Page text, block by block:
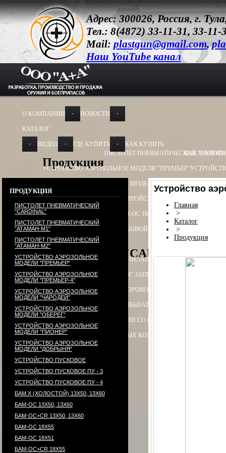
Адрес: 300026, Россия, г.
Тел.: 8(4872) 33-11-31, 33-11-
Mail: plastgun@gmail.com,
Наш YouTube канал
О КОМПАНИИ НОВОСТИ
КАТАЛОГ
Продукция
ПИСТОЛЕТ ПНЕВМАТИЧЕСКИЙ
УСТРОЙСТВО АЭРОЗОЛЬНОЕ МОДЕЛИ "ПРЕМЬЕР"
УСТРОЙСТВО АЭРОЗОЛЬНОЕ МОДЕЛИ "ОБЕРЕГ"
УСТРОЙСТВО ПУСКОВОЕУСТРОЙСТВО ПУСКОВОЕ ПУ - 3
БАМ-ОС+CR 13Х50, 13Х60 БАМ-ОС 18Х55 БАМ-ОС 18Х51
ПАТРОН СИГНАЛЬНЫЙ РЕЗЬБОВОЙ ("СИГНАЛ ОХОТНИКА")
PCP-пистолет "CARDINAL",
ЭЛЕКТРОПРИКЛАД ПРИКЛАД НЕЗАПРАВЛЯЕМЫЙ В СБОРЕ
ПРИКЛАД - КОЛБА ("ГОРЯЧАЯ" ЗАПРАВКА) В СБОРЕ
ПРИКЛАД - КОЛБА С РЕДУКТОРОМ ПОПЕРЕЧНЫМ В СБОРЕ
РЕДУКТОР ПОПЕРЕЧНЫЙ КОЛБЫЗАТЫЛЬНИК КОЛБЫ ⌀60-61 В
МАГАЗИН СО СТАЛЬНЫМИ
КОМПЛЕКТ УПЛОТНИТЕЛЬНЫХ КОЛЕЦ
ВИДЕО ГДЕ КУПИТЬ
КАК КУПИТЬ
КАК
ПРОДУКЦИЯ
ПИСТОЛЕТ ПНЕВМАТИЧЕСКИЙ
"CARDINAL"
ПИСТОЛЕТ ПНЕВМАТИЧЕСКИЙ
"АТАМАН-М1"
ПИСТОЛЕТ ПНЕВМАТИЧЕСКИЙ
"АТАМАН-М2"
УСТРОЙСТВО АЭРОЗОЛЬНОЕ
МОДЕЛИ "ПРЕМЬЕР"
УСТРОЙСТВО АЭРОЗОЛЬНОЕ
МОДЕЛИ "ПРЕМЬЕР-4"
УСТРОЙСТВО АЭРОЗОЛЬНОЕ
МОДЕЛИ "ЧАРОДЕЙ"
УСТРОЙСТВО АЭРОЗОЛЬНОЕ
МОДЕЛИ "ОБЕРЕГ"
УСТРОЙСТВО АЭРОЗОЛЬНОЕ
МОДЕЛИ "ПИОНЕР"
УСТРОЙСТВО АЭРОЗОЛЬНОЕ
МОДЕЛИ "ДОБРЫНЯ"
УСТРОЙСТВО ПУСКОВОЕ
УСТРОЙСТВО ПУСКОВОЕ ПУ - 3
УСТРОЙСТВО ПУСКОВОЕ ПУ - 4
БАМ.Х (ХОЛОСТОЙ) 13Х50, 13Х60
БАМ-ОС 13Х50, 13Х60
БАМ-ОС+CR 13Х50, 13Х60
БАМ-ОС 18Х55
БАМ-ОС 18Х51
БАМ-OC+CR 18X55
Устройство
Главная
>
Каталог
>
Продукция